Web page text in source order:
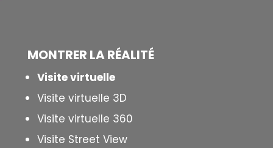
MONTRER LARÉALITÉ
Visite virtuelle
Visite virtuelle 3D
Visite virtuelle 360
Visite Street View